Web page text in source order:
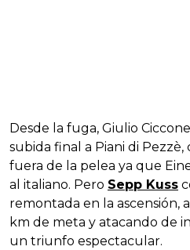
Desde la fuga, Giulio
subida final a Piani di Pezzè,
fuera de la pelea ya que
al italiano. Pero Sepp Kuss
remontada en la ascensión,
km de meta y atacando de
un triunfo espectacular.